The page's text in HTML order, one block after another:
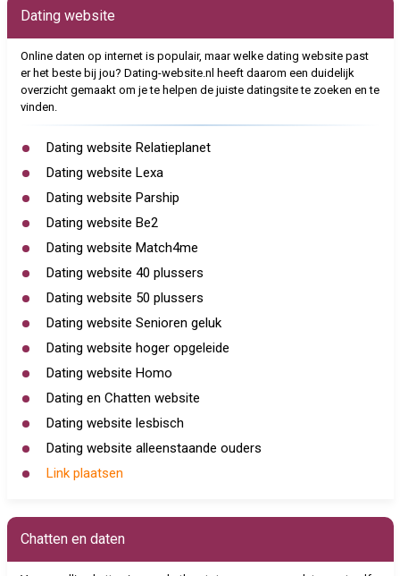
Dating website
Online daten op internet is populair, maar welke dating website past
er het beste bij jou? Dating-website.nl heeft daarom een duidelijk
overzicht gemaakt om je te helpen de juiste datingsite te zoeken en te
vinden.
Dating website Relatieplanet
Dating website Lexa
Dating website Parship
Dating website Be2
Dating website Match4me
Dating website 40 plussers
Dating website 50 plussers
Dating website Senioren geluk
Dating website hoger opgeleide
Dating website Homo
Dating en Chatten website
Dating website lesbisch
Dating website alleenstaande ouders
Link plaatsen
Chatten en daten